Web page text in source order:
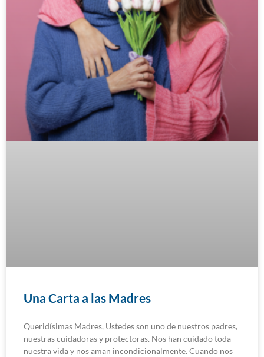
Una Carta a las Madres
Queridísimas Madres, Ustedes son uno de nuestros padres,
nuestras cuidadoras y protectoras. Nos han cuidado toda
nuestra vida y nos aman incondicionalmente. Cuando nos